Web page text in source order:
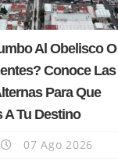
Al Obelisco O
Conoce Las
Para Que
A Tu Destino
07 Ago 2026